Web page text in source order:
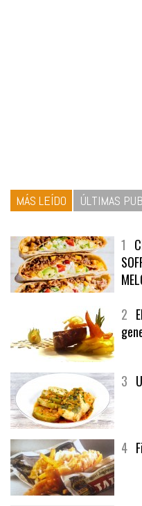
MÁS LEÍDO ÚLTIMAS
1
2
3
4